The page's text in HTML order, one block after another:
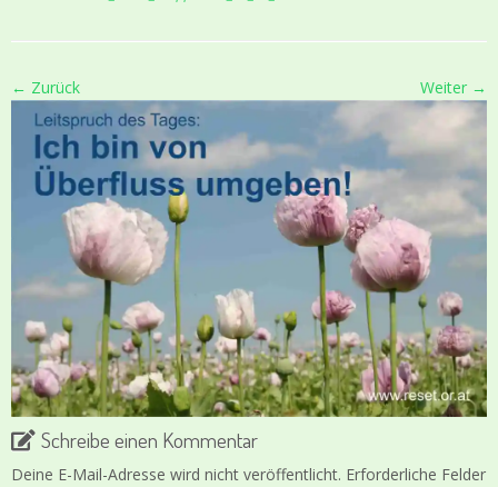
← Zurück Weiter →
Schreibe einen Kommentar
Deine E-Mail-Adresse wird nicht veröffentlicht. Erforderliche Felder